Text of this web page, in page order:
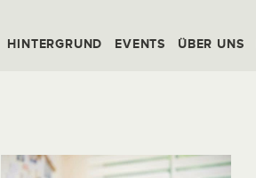
HINTERGRUND EVENTS ÜBER UNS